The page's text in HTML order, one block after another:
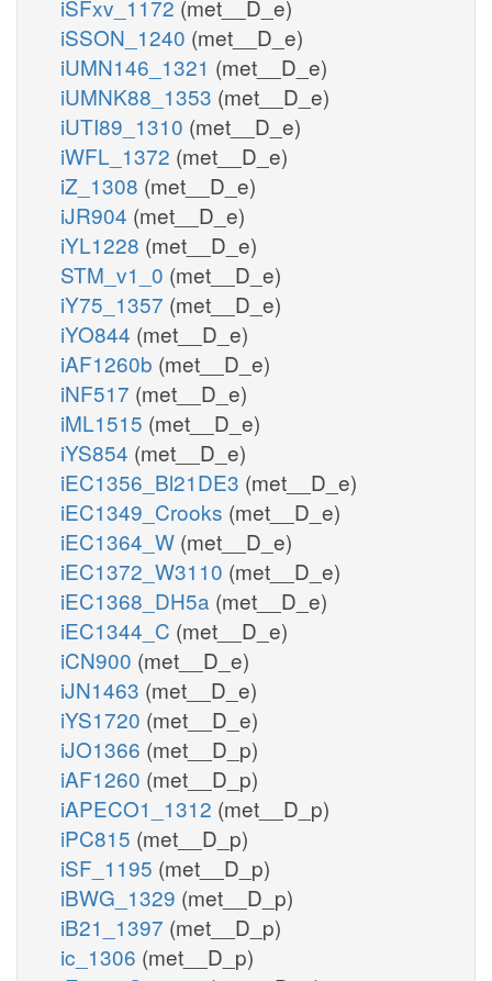
iSFxv_1172 (met__D_e)
iSSON_1240 (met__D_e)
iUMN146_1321 (met__D_e)
iUMNK88_1353 (met__D_e)
iUTI89_1310 (met__D_e)
iWFL_1372 (met__D_e)
iZ_1308 (met__D_e)
iJR904 (met__D_e)
iYL1228 (met__D_e)
STM_v1_0 (met__D_e)
iY75_1357 (met__D_e)
iYO844 (met__D_e)
iAF1260b (met__D_e)
iNF517 (met__D_e)
iML1515 (met__D_e)
iYS854 (met__D_e)
iEC1356_Bl21DE3 (met__D_e)
iEC1349_Crooks (met__D_e)
iEC1364_W (met__D_e)
iEC1372_W3110 (met__D_e)
iEC1368_DH5a (met__D_e)
iEC1344_C (met__D_e)
iCN900 (met__D_e)
iJN1463 (met__D_e)
iYS1720 (met__D_e)
iJO1366 (met__D_p)
iAF1260 (met__D_p)
iAPECO1_1312 (met__D_p)
iPC815 (met__D_p)
iSF_1195 (met__D_p)
iBWG_1329 (met__D_p)
iB21_1397 (met__D_p)
ic_1306 (met__D_p)